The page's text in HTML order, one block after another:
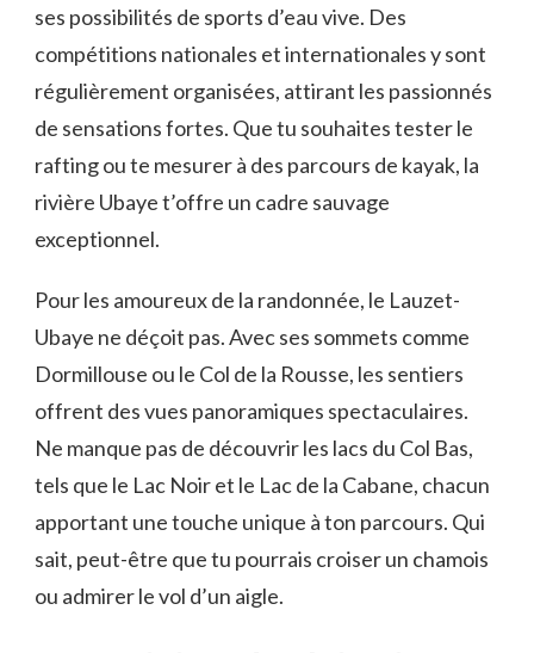
ses possibilités de sports d’eau vive. Des
compétitions nationales et internationales y sont
régulièrement organisées, attirant les passionnés
de sensations fortes. Que tu souhaites tester le
rafting ou te mesurer à des parcours de kayak, la
rivière Ubaye t’offre un cadre sauvage
exceptionnel.
Pour les amoureux de la randonnée, le Lauzet-
Ubaye ne déçoit pas. Avec ses sommets comme
Dormillouse ou le Col de la Rousse, les sentiers
offrent des vues panoramiques spectaculaires.
Ne manque pas de découvrir les lacs du Col Bas,
tels que le Lac Noir et le Lac de la Cabane, chacun
apportant une touche unique à ton parcours. Qui
sait, peut-être que tu pourrais croiser un chamois
ou admirer le vol d’un aigle.